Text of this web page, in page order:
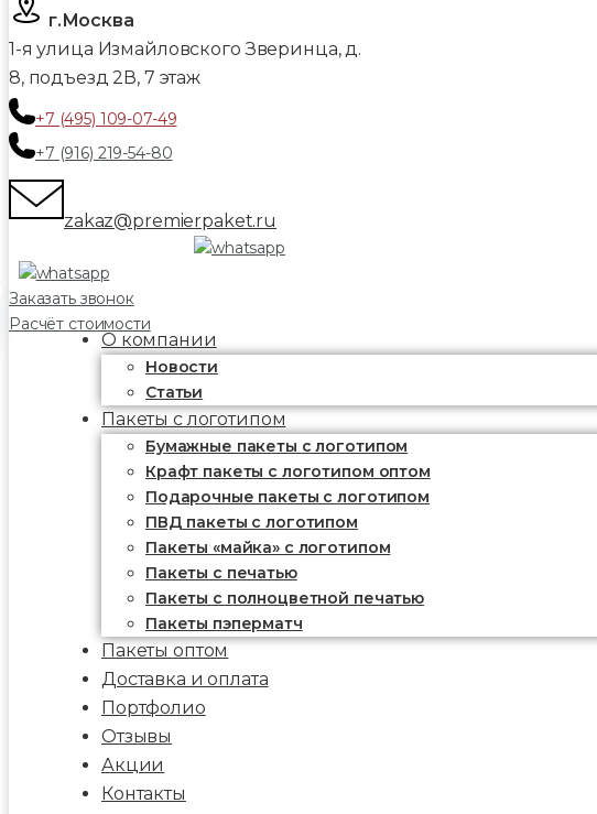
г.Москва
1-я улица Измайловского Зверинца, д.
8, подъезд 2В, 7 этаж
+7 (495) 109-07-49
+7 (916) 219-54-80
zakaz@premierpaket.ru
Заказать звонок
Расчёт стоимости
О компании
Новости
Статьи
Пакеты с логотипом
Бумажные пакеты с логотипом
Крафт пакеты с логотипом оптом
Подарочные пакеты с логотипом
ПВД пакеты с логотипом
Пакеты «майка» с логотипом
Пакеты c печатью
Пакеты с полноцветной печатью
Пакеты пэперматч
Пакеты оптом
Доставка и оплата
Портфолио
Отзывы
Акции
Контакты